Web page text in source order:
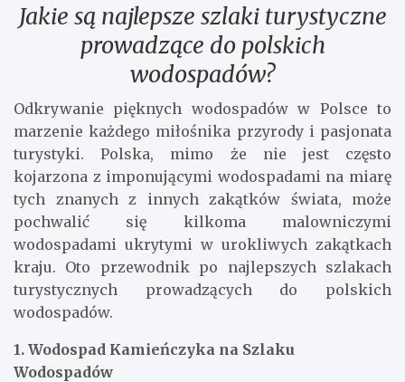
Jakie są najlepsze szlaki turystyczne
prowadzące do polskich
wodospadów?
Odkrywanie pięknych wodospadów w Polsce to
marzenie każdego miłośnika przyrody i pasjonata
turystyki. Polska, mimo że nie jest często
kojarzona z imponującymi wodospadami na miarę
tych znanych z innych zakątków świata, może
pochwalić się kilkoma malowniczymi
wodospadami ukrytymi w urokliwych zakątkach
kraju. Oto przewodnik po najlepszych szlakach
turystycznych prowadzących do polskich
wodospadów.
1. Wodospad Kamieńczyka na Szlaku
Wodospadów